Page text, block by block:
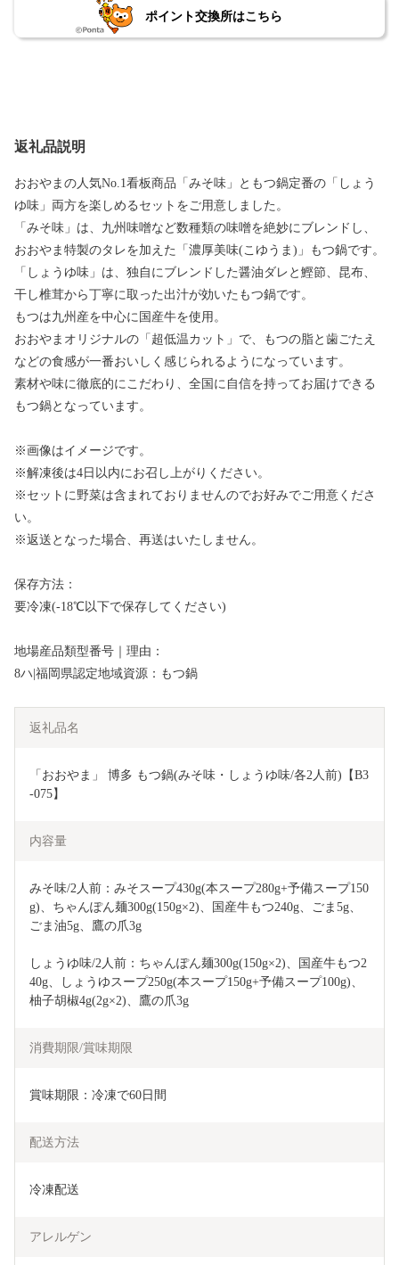
ポイント交換所はこちら
返礼品説明
おおやまの人気No.1看板商品「みそ味」ともつ鍋定番の「しょう
ゆ味」両方を楽しめるセットをご用意しました。
「みそ味」は、九州味噌など数種類の味噌を絶妙にブレンドし、
おおやま特製のタレを加えた「濃厚美味(こゆうま)」もつ鍋です。
「しょうゆ味」は、独自にブレンドした醤油ダレと鰹節、昆布、
干し椎茸から丁寧に取った出汁が効いたもつ鍋です。
もつは九州産を中心に国産牛を使用。
おおやまオリジナルの「超低温カット」で、もつの脂と歯ごたえ
などの食感が一番おいしく感じられるようになっています。
素材や味に徹底的にこだわり、全国に自信を持ってお届けできる
もつ鍋となっています。
※画像はイメージです。
※解凍後は4日以内にお召し上がりください。
※セットに野菜は含まれておりませんのでお好みでご用意くださ
い。
※返送となった場合、再送はいたしません。
保存方法：
要冷凍(-18℃以下で保存してください)
地場産品類型番号｜理由：
8ハ|福岡県認定地域資源：もつ鍋
返礼品名
「おおやま」 博多 もつ鍋(みそ味・しょうゆ味/各2人前)【B3
-075】
内容量
みそ味/2人前：みそスープ430g(本スープ280g+予備スープ150
g)、ちゃんぽん麺300g(150g×2)、国産牛もつ240g、ごま5g、
ごま油5g、鷹の爪3g
しょうゆ味/2人前：ちゃんぽん麺300g(150g×2)、国産牛もつ2
40g、しょうゆスープ250g(本スープ150g+予備スープ100g)、
柚子胡椒4g(2g×2)、鷹の爪3g
消費期限/賞味期限
賞味期限：冷凍で60日間
配送方法
冷凍配送
アレルゲン